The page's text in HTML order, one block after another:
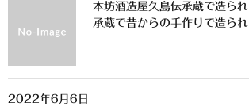
本坊酒造屋久島伝承蔵で造ら
承蔵で昔からの手作りで造ら
2022年6月6日